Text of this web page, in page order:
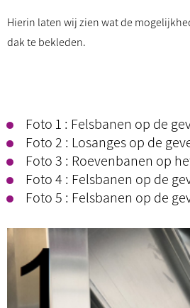
Hierin laten wij zien wat de
dak te bekleden.
Foto 1 : Felsbanen op de
Foto 2 : Losanges op de
Foto 3 : Roevenbanen op
Foto 4 : Felsbanen op de
Foto 5 : Felsbanen op de